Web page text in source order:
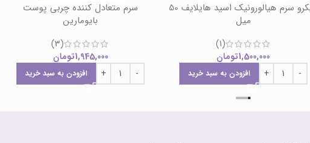
میکرو سرم هیالورونیک اسید هایلایف 50
میل
(1)
1,500,000تومان
افزودن به سبد خرید
سرم متعادل کننده چربی پوست
بایومارین
(3)
1,945,000تومان
افزودن به سبد خرید